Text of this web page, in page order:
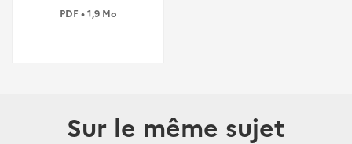
PDF • 1,9 Mo
Sur le même sujet